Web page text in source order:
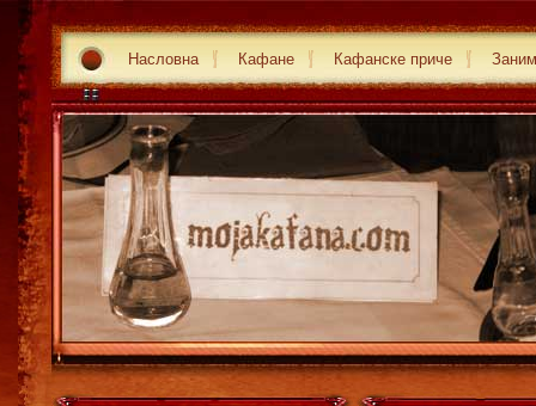
Насловна Кафане Кафанске приче